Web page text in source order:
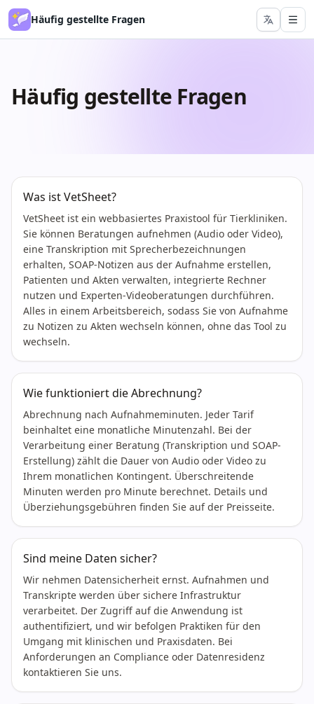
Häufig gestellte Fragen
Häufig gestellte Fragen
Was ist VetSheet?
VetSheet ist ein webbasiertes Praxistool für Tierkliniken.
Sie können Beratungen aufnehmen (Audio oder Video),
eine Transkription mit Sprecherbezeichnungen
erhalten, SOAP-Notizen aus der Aufnahme erstellen,
Patienten und Akten verwalten, integrierte Rechner
nutzen und Experten-Videoberatungen durchführen.
Alles in einem Arbeitsbereich, sodass Sie von Aufnahme
zu Notizen zu Akten wechseln können, ohne das Tool zu
wechseln.
Wie funktioniert die Abrechnung?
Abrechnung nach Aufnahmeminuten. Jeder Tarif
beinhaltet eine monatliche Minutenzahl. Bei der
Verarbeitung einer Beratung (Transkription und SOAP-
Erstellung) zählt die Dauer von Audio oder Video zu
Ihrem monatlichen Kontingent. Überschreitende
Minuten werden pro Minute berechnet. Details und
Überziehungsgebühren finden Sie auf der Preisseite.
Sind meine Daten sicher?
Wir nehmen Datensicherheit ernst. Aufnahmen und
Transkripte werden über sichere Infrastruktur
verarbeitet. Der Zugriff auf die Anwendung ist
authentifiziert, und wir befolgen Praktiken für den
Umgang mit klinischen und Praxisdaten. Bei
Anforderungen an Compliance oder Datenresidenz
kontaktieren Sie uns.